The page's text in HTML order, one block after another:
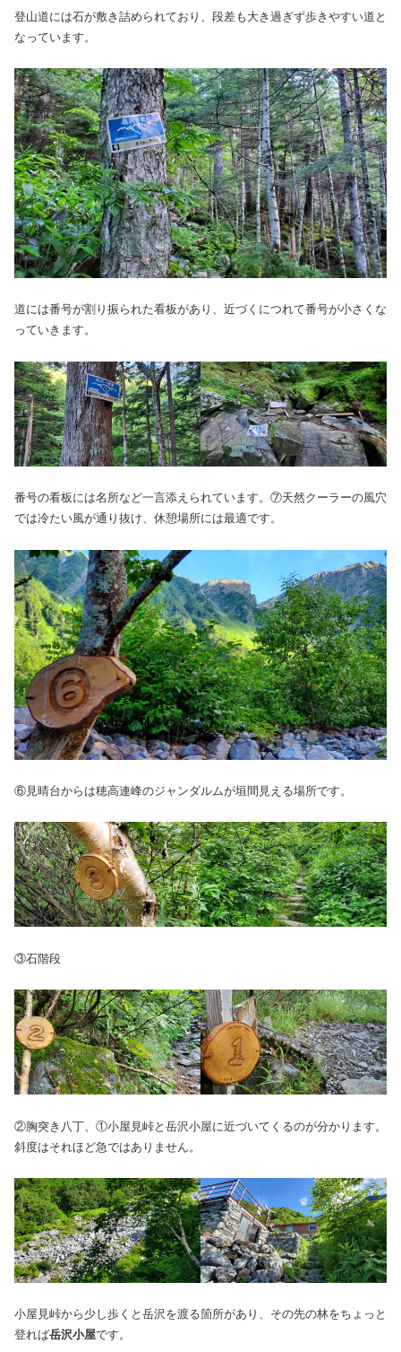
登山道には石が敷き詰められており、段差も大き過ぎず歩きやすい道と
なっています。
道には番号が割り振られた看板があり、近づくにつれて番号が小さくな
っていきます。
番号の看板には名所など一言添えられています。⑦天然クーラーの風穴
では冷たい風が通り抜け、休憩場所には最適です。
⑥見晴台からは穂高連峰のジャンダルムが垣間見える場所です。
③石階段
②胸突き八丁、①小屋見峠と岳沢小屋に近づいてくるのが分かります。
斜度はそれほど急ではありません。
小屋見峠から少し歩くと岳沢を渡る箇所があり、その先の林をちょっと
登れば岳沢小屋です。